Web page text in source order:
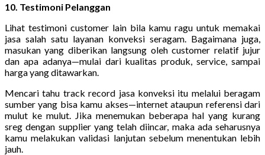
10. Testimoni Pelanggan
Lihat testimoni customer lain bila kamu ragu untuk memakai
jasa salah satu layanan konveksi seragam. Bagaimana juga,
masukan yang diberikan langsung oleh customer relatif jujur
dan apa adanya—mulai dari kualitas produk, service, sampai
harga yang ditawarkan.
Mencari tahu track record jasa konveksi itu melalui beragam
sumber yang bisa kamu akses—internet ataupun referensi dari
mulut ke mulut. Jika menemukan beberapa hal yang kurang
sreg dengan supplier yang telah diincar, maka ada seharusnya
kamu melakukan validasi lanjutan sebelum menentukan lebih
jauh.